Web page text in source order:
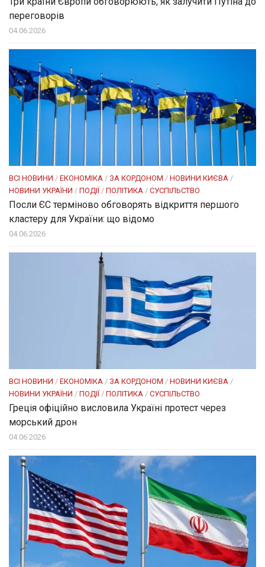
переговорів
04.06.2026
ВСІ НОВИНИ / ЕКОНОМІКА / ЗА КОРДОНОМ / НОВИНИ КИЄВА /
НОВИНИ УКРАЇНИ / ПОДІЇ / ПОЛІТИКА / СУСПІЛЬСТВО
Посли ЄC терміново обговорять відкриття першого
кластеру для України: що відомо
04.06.2026
ВСІ НОВИНИ / ЕКОНОМІКА / ЗА КОРДОНОМ / НОВИНИ КИЄВА /
НОВИНИ УКРАЇНИ / ПОДІЇ / ПОЛІТИКА / СУСПІЛЬСТВО
Греція офіційно висловила Україні протест через
морський дрон
04.06.2026